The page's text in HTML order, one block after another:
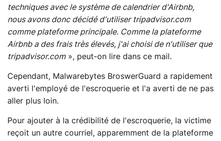
techniques avec le système de calendrier d'Airbnb,
nous avons donc décidé d'utiliser tripadvisor.com
comme plateforme principale. Comme la plateforme
Airbnb a des frais très élevés, j'ai choisi de n'utiliser que
tripadvisor.com», peut-on lire dans ce mail.
Cependant, Malwarebytes BroswerGuard a rapidement
averti l'employé de l'escroquerie et l'a averti de ne pas
aller plus loin.
Pour ajouter à la crédibilité de l'escroquerie, la victime
reçoit un autre courriel, apparemment de la plateforme